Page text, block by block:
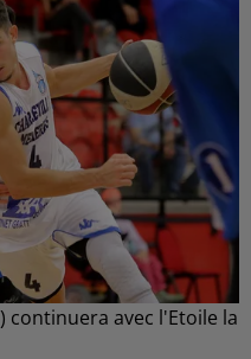
continuera avec l'Etoile la